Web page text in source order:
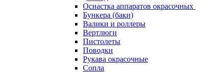
Оснастка аппаратов окрасочных
Бункера (баки)
Валики и роллеры
Вертлюги
Пистолеты
Поводки
Рукава окрасочные
Сопла